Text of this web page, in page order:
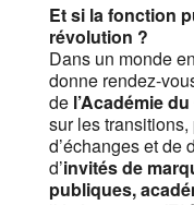
Et si la fonction
révolution ?
Dans un monde
donne rendez-
de l’Académie
sur les
d’échanges et de
d’invités de
publiques,